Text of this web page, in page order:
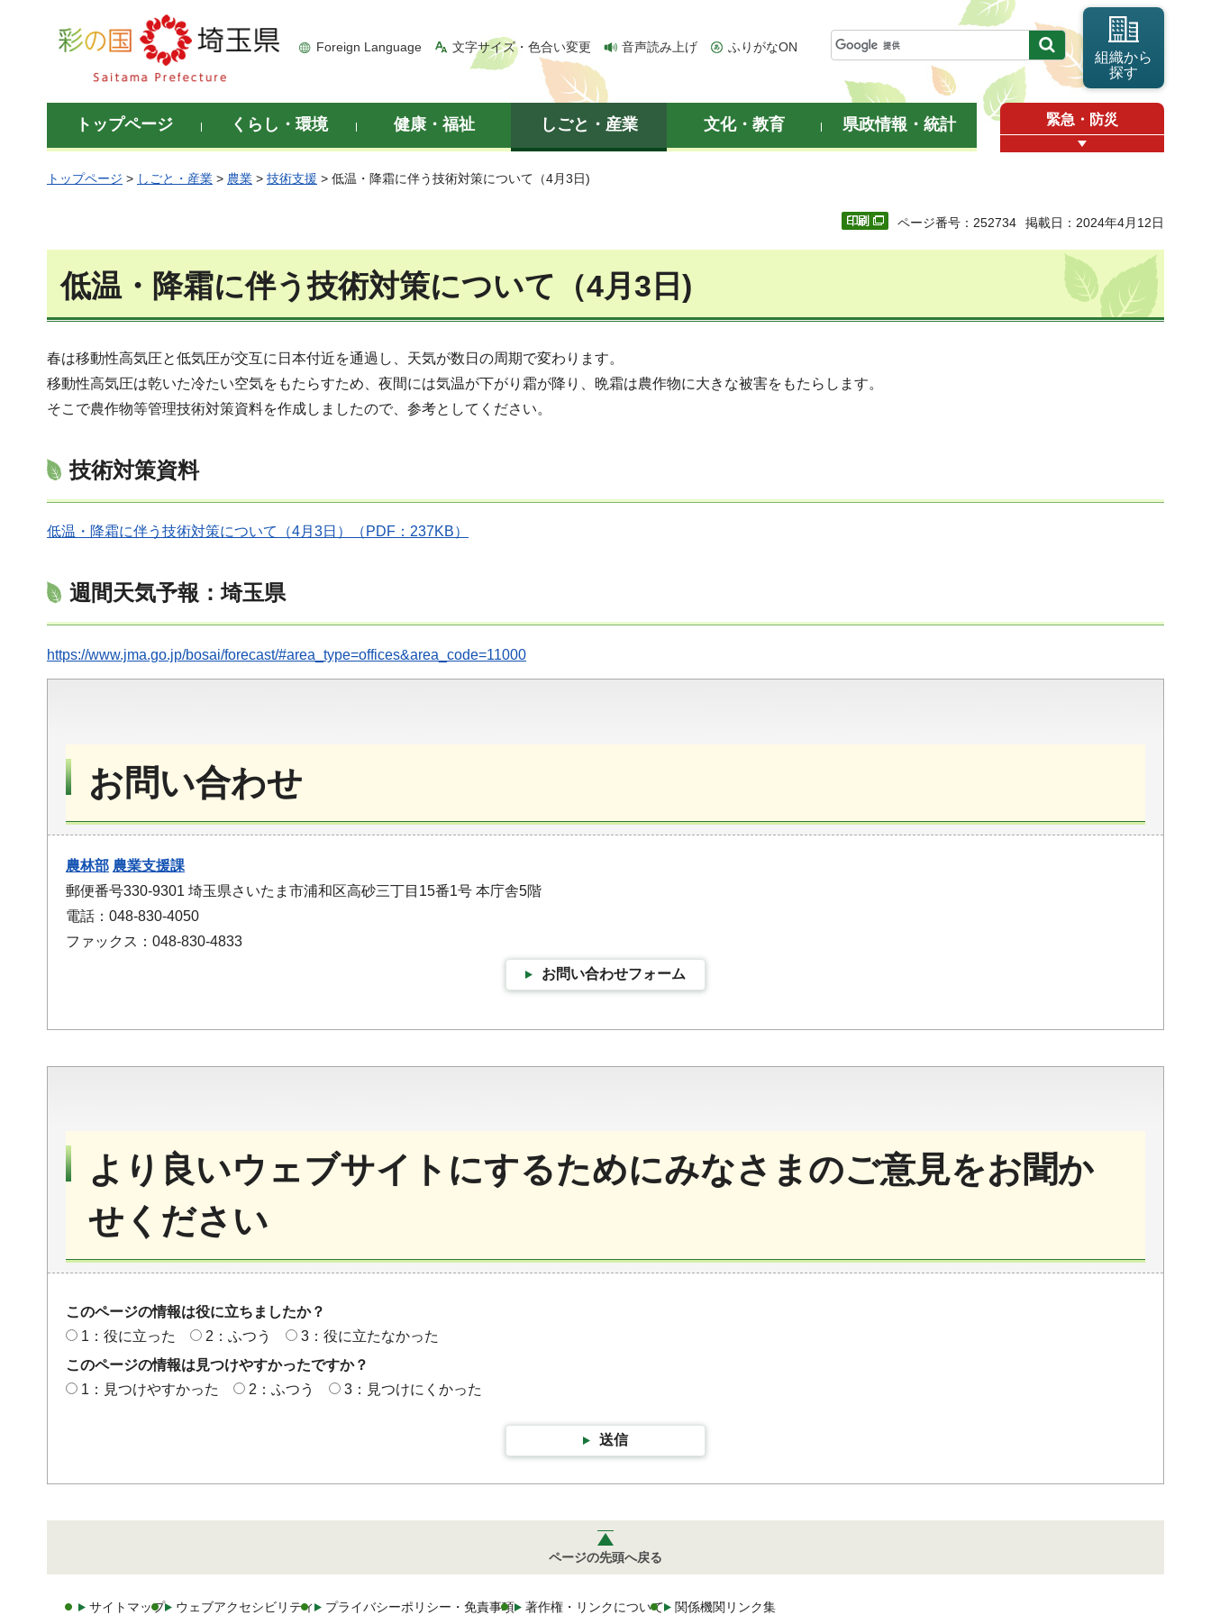
彩の国 埼玉県
Foreign Language 文字サイズ・色合い変更 音声読み上げ ふりがなON
組織から
探す
トップページ くらし・環境 健康・福祉 しごと・産業 文化・教育 県政情報・統計 緊急・防災
トップページ > しごと・産業 > 農業 > 技術支援 > 低温・降霜に伴う技術対策について（4月3日)
ページ番号：252734 掲載日：2024年4月12日
低温・降霜に伴う技術対策について（4月3日)
春は移動性高気圧と低気圧が交互に日本付近を通過し、天気が数日の周期で変わります。
移動性高気圧は乾いた冷たい空気をもたらすため、夜間には気温が下がり霜が降り、晩霜は農作物に大きな被害をもたらします。
そこで農作物等管理技術対策資料を作成しましたので、参考としてください。
技術対策資料
低温・降霜に伴う技術対策について（4月3日）（PDF：237KB）
週間天気予報：埼玉県
https://www.jma.go.jp/bosai/forecast/#area_type=offices&area_code=11000
お問い合わせ
農林部 農業支援課
郵便番号330-9301 埼玉県さいたま市浦和区高砂三丁目15番1号 本庁舎5階
電話：048-830-4050
ファックス：048-830-4833
お問い合わせフォーム
より良いウェブサイトにするためにみなさまのご意見をお聞か
せください
このページの情報は役に立ちましたか？
1：役に立った
2：ふつう
3：役に立たなかった
このページの情報は見つけやすかったですか？
1：見つけやすかった
2：ふつう 3：見つけにくかった
送信
ページの先頭へ戻る
サイトマップ ウェブアクセシビリティ プライバシーポリシー・免責事項 著作権・リンクについて 関係機関リンク集